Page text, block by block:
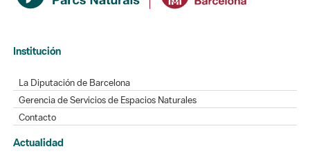
Institución
La Diputación de Barcelona
Gerencia de Servicios de Espacios Naturales
Contacto
Actualidad